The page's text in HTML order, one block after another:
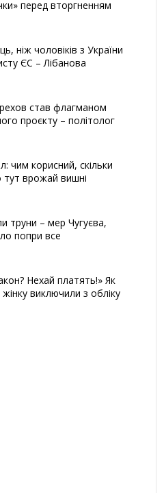
перед вторгненням
ніж чоловіків з України
ЄС – Лібанова
став флагманом
проєкту – політолог
чим корисний, скільки
тут врожай вишні
труни – мер Чугуєва,
попри все
Нехай платять!» Як
виключили з обліку